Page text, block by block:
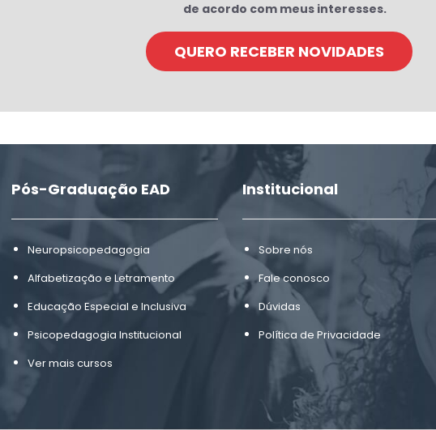
de acordo com meus interesses.
Pós-Graduação EAD
Neuropsicopedagogia
Alfabetização e Letramento
Educação Especial e Inclusiva
Psicopedagogia Institucional
Ver mais cursos
Institucional
Sobre nós
Fale conosco
Dúvidas
Política de Privacidade